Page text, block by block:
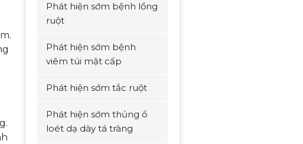
Phát hiện sớm bệnh lồng
ruột
Phát hiện sớm bệnh
viêm túi mật cấp
Phát hiện sớm tắc ruột
Phát hiện sớm thủng ổ
loét dạ dày tá tràng